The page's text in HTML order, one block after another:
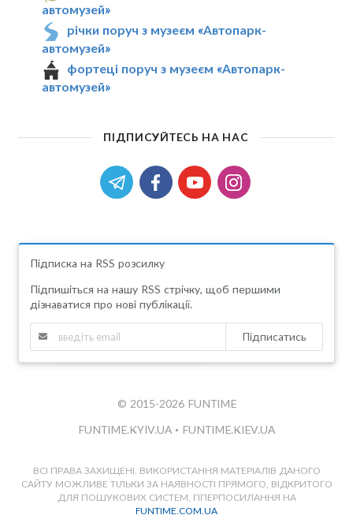
автомузей»
річки поруч з музеєм «Автопарк-
автомузей»
фортеці поруч з музеєм «Автопарк-
автомузей»
ПІДПИСУЙТЕСЬ НА НАС
Підписка на RSS розсилку
Підпишіться на нашу RSS стрічку, щоб першими
дізнаватися про нові публікації.
Підписатись
© 2015-2026 FUNTIME
FUNTIME.KYIV.UA • FUNTIME.KIEV.UA
ВСІ ПРАВА ЗАХИЩЕНІ. ВИКОРИСТАННЯ МАТЕРІАЛІВ ДАНОГО
САЙТУ МОЖЛИВЕ ТІЛЬКИ ЗА НАЯВНОСТІ ПРЯМОГО, ВІДКРИТОГО
ДЛЯ ПОШУКОВИХ СИСТЕМ, ГІПЕРПОСИЛАННЯ НА
FUNTIME.COM.UA